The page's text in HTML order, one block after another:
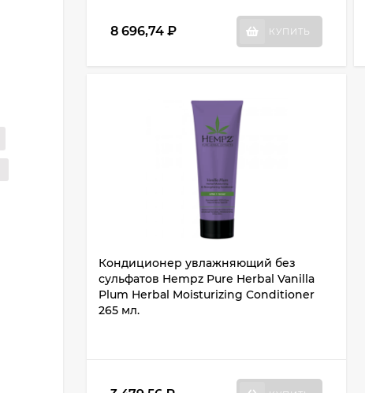
8 696,74 ₽ КУПИТЬ
Кондиционер увлажняющий без
сульфатов Hempz Pure Herbal Vanilla
Plum Herbal Moisturizing Conditioner
265 мл.